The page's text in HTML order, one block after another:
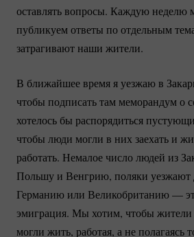
оставлять вопросы. Каждую неделю
публикуем ответы по отдельным
затрагивают наши жители.
В ближайшее время я уезжаю в
чтобы подписать там меморандум о
хотелось бы распорядиться
чтобы люди могли в них заехать и
работать. Немалое число людей из
Польшу и Венгрию, поляки уезжают
Германию или Великобританию —
эмиграция. Мы хотим, чтобы жители
могли жить, работая, а не полагаясь